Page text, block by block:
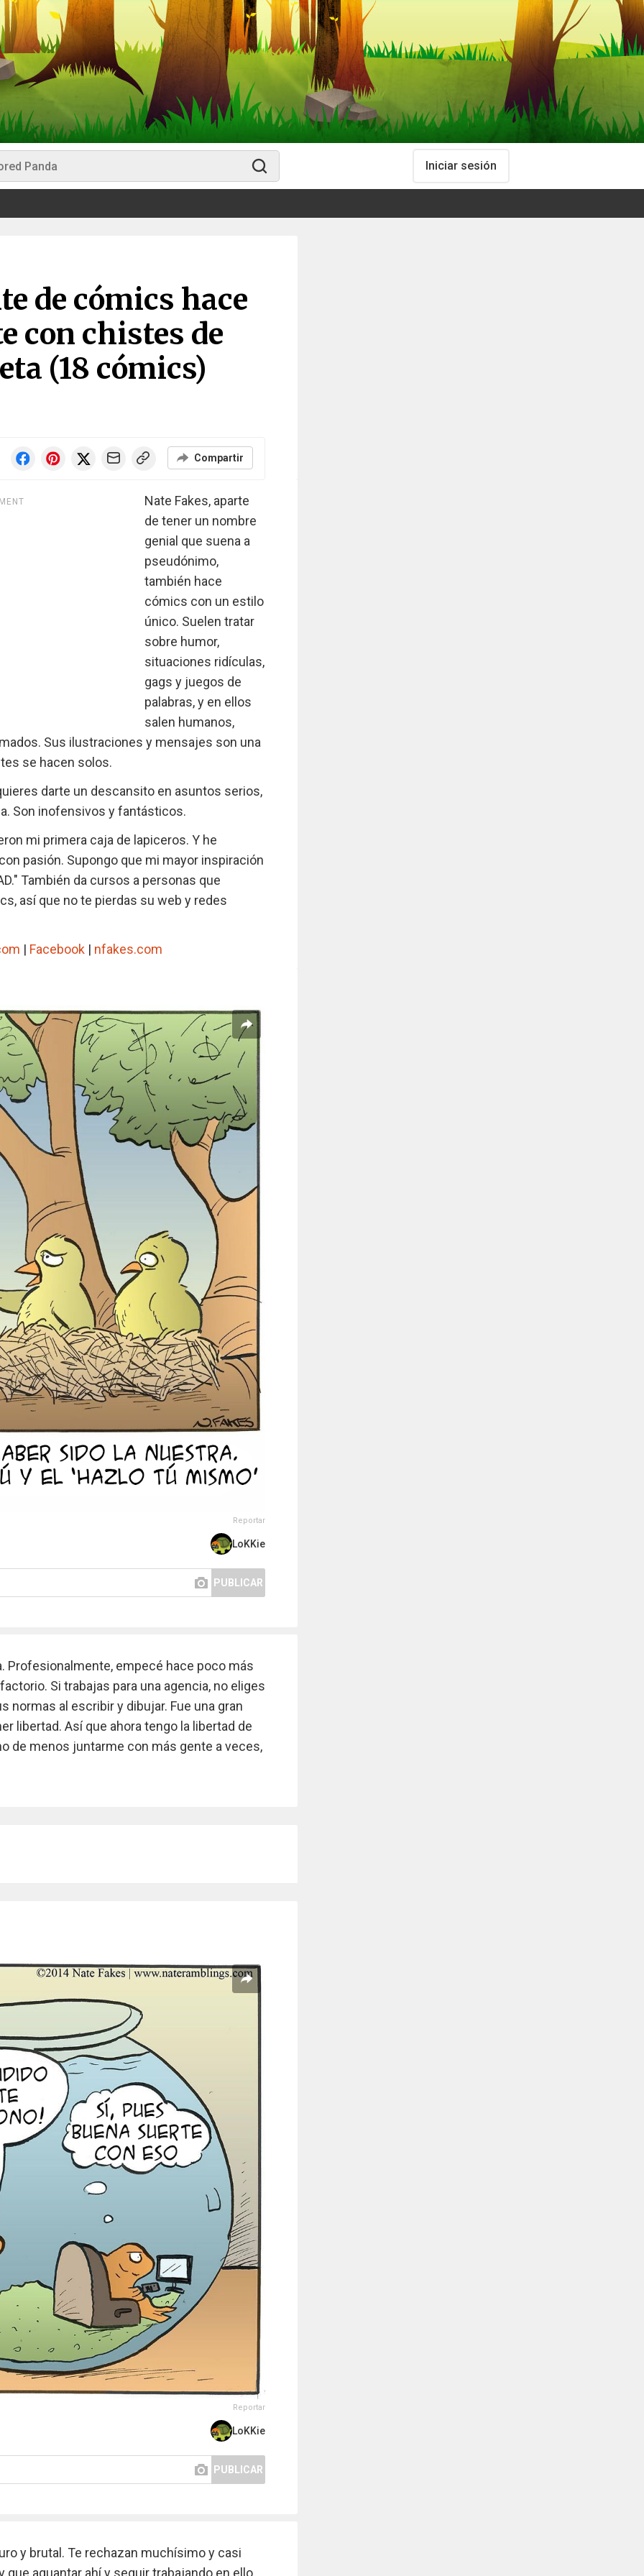
Iniciar sesión
de cómics hace
con chistes de
(18 cómics)
Compartir
Nate Fakes, aparte
de tener un nombre
genial que suena a
pseudónimo,
también hace
cómics con un estilo
único. Suelen tratar
sobre humor,
situaciones ridículas,
gags y juegos de
palabras, y en ellos
salen humanos,
Sus ilustraciones y mensajes son una
se hacen solos.
darte un descansito en asuntos serios,
Son inofensivos y fantásticos.
mi primera caja de lapiceros. Y he
pasión. Supongo que mi mayor inspiración
También da cursos a personas que
así que no te pierdas su web y redes
| Facebook | nfakes.com
Reportar
LoKKie
PUBLICAR
Profesionalmente, empecé hace poco más
Si trabajas para una agencia, no eliges
normas al escribir y dibujar. Fue una gran
libertad. Así que ahora tengo la libertad de
de menos juntarme con más gente a veces,
Reportar
LoKKie
PUBLICAR
y brutal. Te rechazan muchísimo y casi